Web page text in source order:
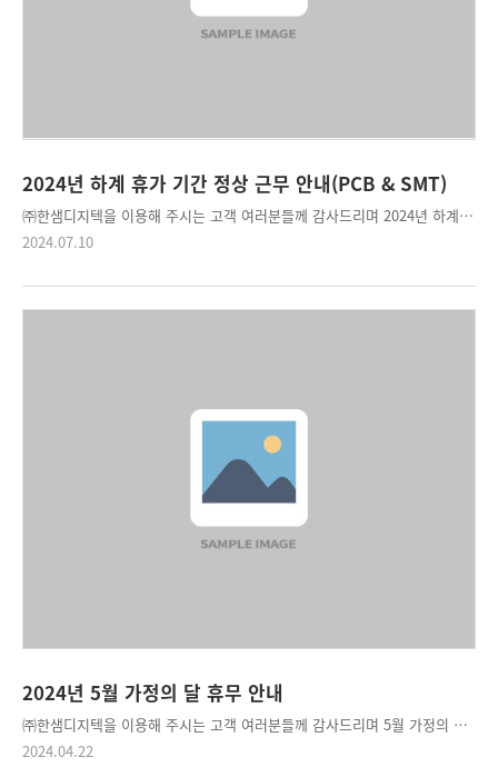
2024년 하계 휴가 기간 정상 근무 안내(PCB & SMT)
㈜한샘디지텍을 이용해 주시는 고객 여러분들께 감사드리며 2024년 하계 휴가와 관련하여 아래와 같이 안내해 드립니다. 1. PCB & SMT 사업부 휴가 기간 정상 근무 2. 협력업체(PCB 표면처리 등) 하계 휴가로 인해 납기 지연 2.1 지원 가능: HASL(유연 할), OSP 2.2 지원 불가 품목 - 07/29(월) ~ 08/02(금): ENEPIG, Immersion Silver - 07/31(수) ~ 08/02(금): 단자금도금, Soft/Hard Gold Plating - 08/01(목) ~ 08/02(금): HAL-LF, ENIG, Immersion Tin - 08/01(목) ~ 08/05(월): Flexible-PCB 3.3 기타 - ESP 주문 시 문의바랍니다. - 협력업체 휴가기간 전/후 일부 일정이 지연될 수 있습니다. - 협력업체 휴가기간 일정에 맞게 제조/생산일은 추가 지연됩니다. - 일부 공정은 제한/변경될 수 있습니다. 고객 여러분의 업무에 차질 없으시길 바라며, 무더운 여름 날씨에 건강 유의하시고 일상을 벗어나 좋은 추억 만드시길 바랍니다. 고맙습니다.
2024.07.10
2024년 5월 가정의 달 휴무 안내
㈜한샘디지텍을 이용해 주시는 고객 여러분들께 감사드리며 5월 가정의 달을 맞이하여 아래와 같이 휴무일을 안내드립니다. 1. 휴무일 - 5월 1일: 근로자의 날 휴무 - 5월 6일: 어린이날 대체 공휴일 휴무 - 5월 15일: 부처님 오신 날 휴무 2. 배송 관련: 휴무일로 인해 택배 배송이 지연될 수 있습니다. 고객 여러분의 업무에 차질 없으시길 바라며, 가족과 함께 행복한 시간을 보내기 바랍니다. 고맙습니다.
2024.04.22